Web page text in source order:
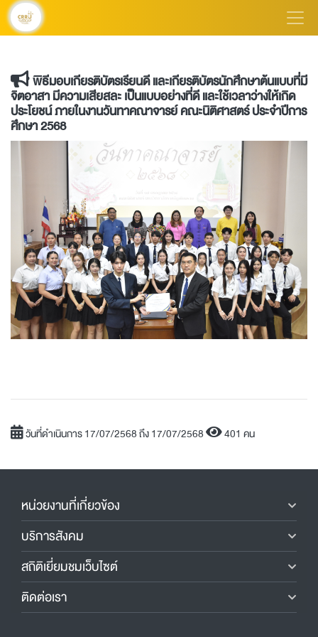
พิธีมอบเกียรติบัตรเรียนดี และเกียรติบัตรนักศึกษาต้นแบบที่มี
จิตอาสา มีความเสียสละ เป็นแบบอย่างที่ดี และใช้เวลาว่างให้เกิด
ประโยชน์ ภายในงานวันทาคณาจารย์ คณะนิติศาสตร์ ประจำปีการ
ศึกษา 2568
วันที่ดำเนินการ 17/07/2568 ถึง 17/07/2568 401 คน
หน่วยงานที่เกี่ยวข้อง
บริการสังคม
สถิติเยี่ยมชมเว็บไซต์
ติดต่อเรา